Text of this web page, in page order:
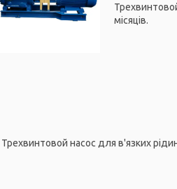
місяців.
Трехвинтовой насос для в'язких